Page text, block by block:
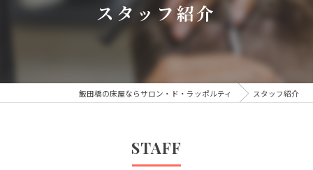
スタッフ紹介
飯田橋の床屋ならサロン・ド・ラッポルティ スタッフ紹介
STAFF